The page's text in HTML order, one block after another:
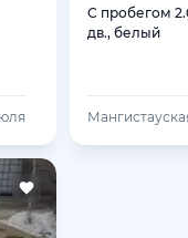
С пробегом
дв., белый